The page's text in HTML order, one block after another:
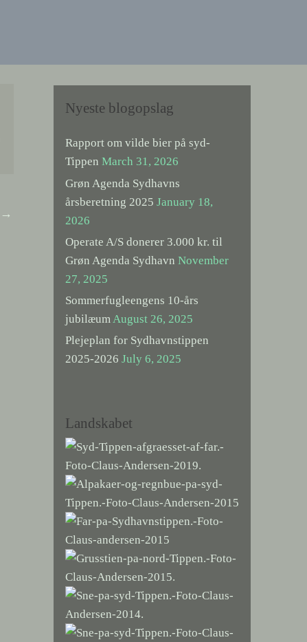
→
Nyeste blogopslag
Rapport om vilde bier på syd-
Tippen March 31, 2026
Grøn Agenda Sydhavns
årsberetning 2025 January 18,
2026
Operate A/S donerer 3.000 kr. til
Grøn Agenda Sydhavn November
27, 2025
Sommerfugleengens 10-års
jubilæumAugust 26, 2025
Plejeplan for Sydhavnstippen
2025-2026 July 6, 2025
Landskabet